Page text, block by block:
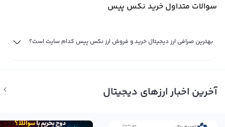
سوالات متداول خرید نکس پیس
بهترین صرافی ارز دیجیتال خرید و فروش ارز نکس پیس کدام سایت است؟
آخرین اخبار ارزهای دیجیتال